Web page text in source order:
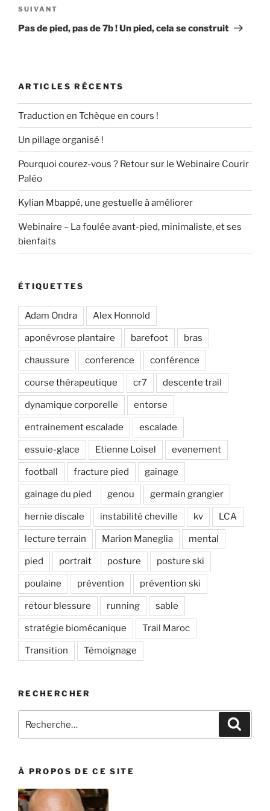
Article
suivant
SUIVANT
Pas de pied, pas de 7b ! Un pied, cela se construit
ARTICLES RÉCENTS
Traduction en Tchèque en cours !
Un pillage organisé !
Pourquoi courez-vous ? Retour sur le Webinaire Courir
Paléo
Kylian Mbappé, une gestuelle à améliorer
Webinaire – La foulée avant-pied, minimaliste, et ses
bienfaits
ÉTIQUETTES
Adam Ondra Alex Honnold
aponévrose plantaire barefoot bras
chaussure conference conférence
course thérapeutique cr7 descente trail
dynamique corporelle entorse
entrainement escalade escalade
essuie-glace Etienne Loisel evenement
football fracture pied gainage
gainage du pied genou germain grangier
hernie discale instabilité cheville kv LCA
lecture terrain Marion Maneglia mental
pied portrait posture posture ski
poulaine prévention prévention ski
retour blessure running sable
stratégie biomécanique Trail Maroc
Transition Témoignage
RECHERCHER
pour
À PROPOS DE CE SITE